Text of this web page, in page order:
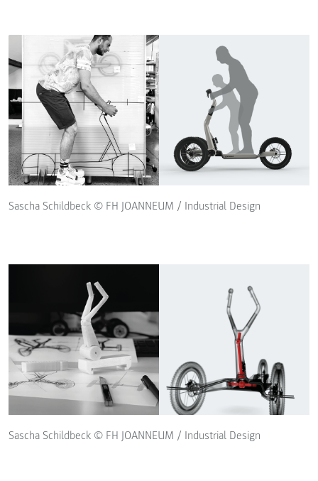
Sascha Schildbeck © FH JOANNEUM / Industrial Design
Sascha Schildbeck © FH JOANNEUM / Industrial Design